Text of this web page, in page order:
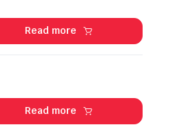
Read more
Read more